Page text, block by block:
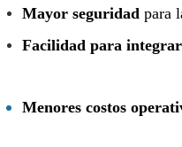
Mayor seguridad para
Facilidad para
Menores costos